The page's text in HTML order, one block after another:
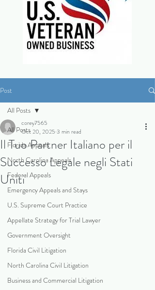
Post
All Posts
Florida Appeals
North Carolina Appeals
Federal Appeals
Emergency Appeals and Stays
U.S. Supreme Court Practice
Appellate Strategy for Trial Lawyer
Government Oversight
Florida Civil Litigation
North Carolina Civil Litigation
Business and Commercial Litigation
All Posts
Il Tuo Partner Italiano per il
Successo Legale negli Stati
Uniti
corey7565
Oct 20, 2025 3 min read